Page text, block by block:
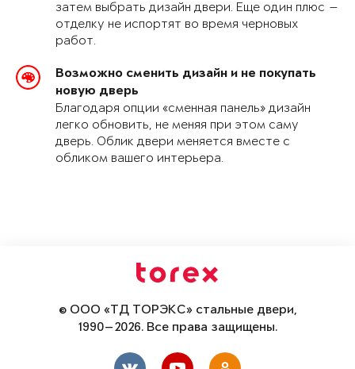
затем выбрать дизайн двери. Еще один плюс —
отделку не испортят во время черновых
работ.
Возможно сменить дизайн и не покупать
новую дверь
Благодаря опции «сменная панель» дизайн
легко обновить, не меняя при этом саму
дверь. Облик двери меняется вместе с
обликом вашего интерьера.
© ООО «ТД ТОРЭКС» стальные двери,
1990—2026. Все права защищены.